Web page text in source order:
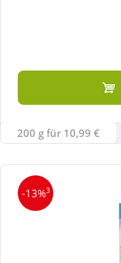
200 g für 10,99 €
-13%3